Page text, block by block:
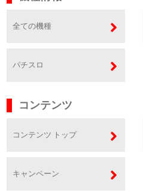
全ての機種
パチスロ
コンテンツ
コンテンツ トップ
キャンペーン